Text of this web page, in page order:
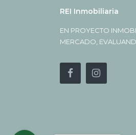
REI Inmobiliaria
EN PROYECTO
MERCADO,